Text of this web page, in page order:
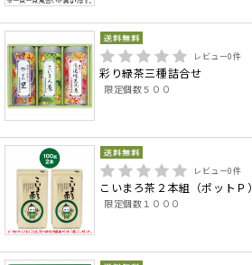
レビュー0件
彩り緑茶三種詰合せ
限定個数５００
レビュー0件
こいまろ茶２本組（ポットＰ）
限定個数１０００